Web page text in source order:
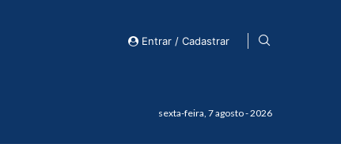
Entrar / Cadastrar
sexta-feira, 7 agosto - 2026